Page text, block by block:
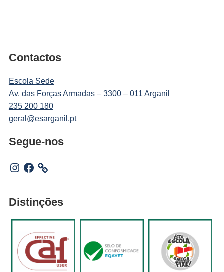
Contactos
Escola Sede
Av. das Forças Armadas – 3300 – 011 Arganil
235 200 180
geral@esarganil.pt
Segue-nos
Instagram
Facebook
Distinções